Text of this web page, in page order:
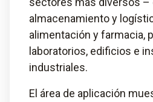
almacenamiento y
alimentación y farmacia,
laboratorios, edificios e
industriales.
El área de aplicación